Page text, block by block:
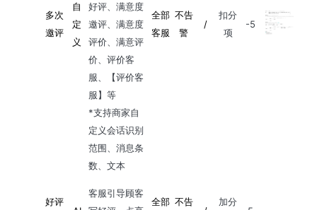
多次
邀评
自
定
义
好评、满意度
邀评、满意度
评价、满意评
价、评价客
服、【评价客
服】等
*支持商家自
定义会话识别
范围、消息条
数、文本
全部
客服
不告
警
/
扣分
项
-5
好评
客服引导顾客
全部 不告
加分